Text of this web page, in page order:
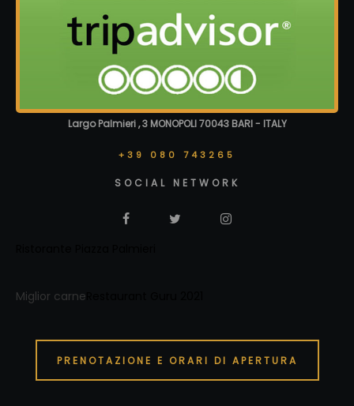
Largo Palmieri , 3 MONOPOLI 70043 BARI - ITALY
+39 080 743265
SOCIAL NETWORK
Miglior carne
PRENOTAZIONE E ORARI DI APERTURA